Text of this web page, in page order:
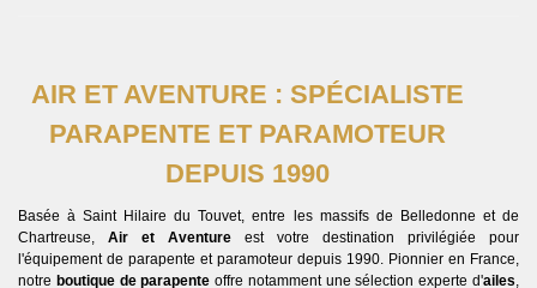
AIR ET AVENTURE : SPÉCIALISTE
PARAPENTE ET PARAMOTEUR
DEPUIS 1990
Basée à Saint Hilaire du Touvet, entre les massifs de Belledonne et de
Chartreuse, Air et Aventure est votre destination privilégiée pour
l'équipement de parapente et paramoteur depuis 1990. Pionnier en France,
notre boutique de parapente offre notamment une sélection experte d'ailes,